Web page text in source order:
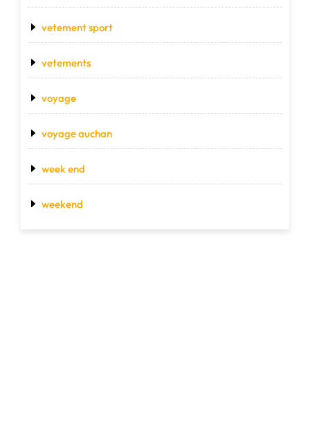
vetement sport
vetements
voyage
voyage auchan
week end
weekend